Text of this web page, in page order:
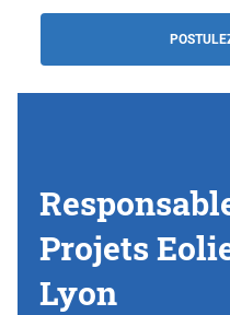
Projets
Lyon